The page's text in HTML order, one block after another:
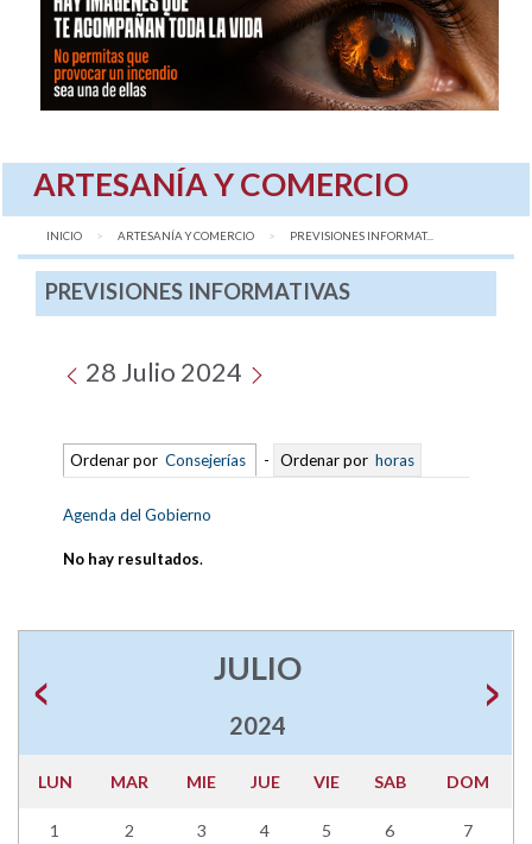
ARTESANÍA Y COMERCIO
INICIO ARTESANÍA Y COMERCIO AQUÍ:
PREVISIONES INFORMAT...
PREVISIONES INFORMATIVAS
28 Julio 2024
Ordenar por Consejerías - Ordenar por horas
Agenda del Gobierno
No hay resultados.
JULIO
2024
LUN MAR MIE JUE VIE SAB DOM
1 2 3 4 5 6 7